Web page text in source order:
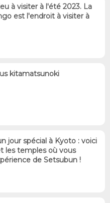
à visiter à l'été 2023. La
est l'endroit à visiter à
kitamatsunoki
jour spécial à Kyoto : voici
les temples où vous
de Setsubun !